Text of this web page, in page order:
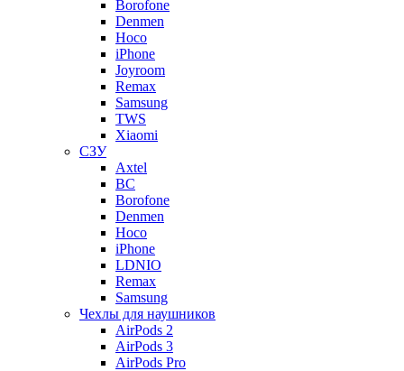
Borofone
Denmen
Hoco
iPhone
Joyroom
Remax
Samsung
TWS
Xiaomi
СЗУ
Axtel
BC
Borofone
Denmen
Hoco
iPhone
LDNIO
Remax
Samsung
Чехлы для наушников
AirPods 2
AirPods 3
AirPods Pro